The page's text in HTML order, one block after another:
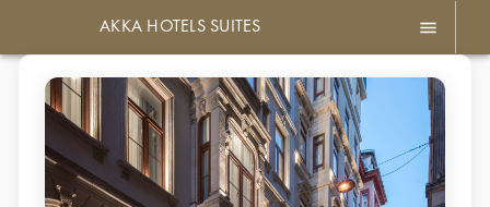
AKKA HOTELS SUITES menu